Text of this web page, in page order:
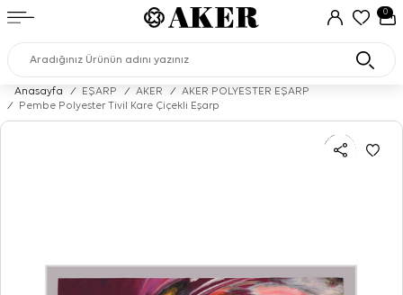
0
Anasayfa / EŞARP / AKER /
AKER POLYESTER EŞARP
/
Pembe Polyester Tivil Kare Çiçekli Eşarp